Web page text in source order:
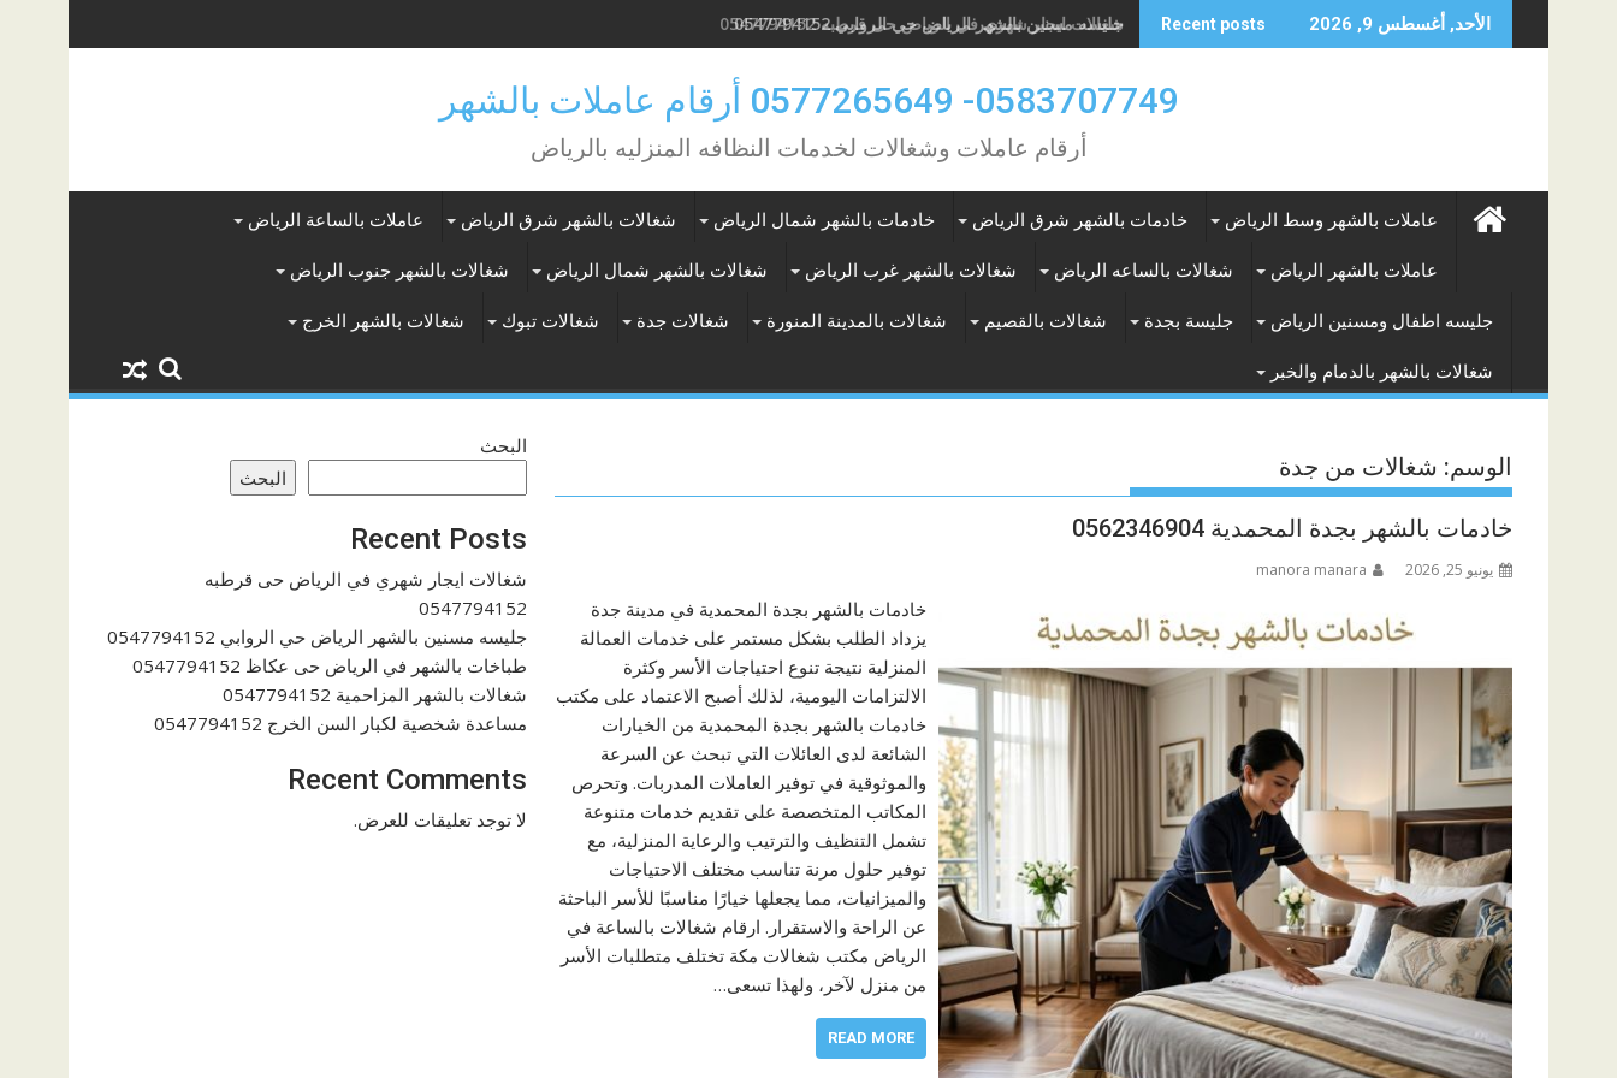
to
الأحد, أغسطس 9, 2026 Recent posts جليسه مسنين بالشهر الرياض حي الروابي 0547794152
0583707749- 0577265649 أرقام عاملات بالشهر
أرقام عاملات وشغالات لخدمات النظافه المنزليه بالرياض
عاملات بالشهر وسط الرياض خادمات بالشهر شرق الرياض خادمات بالشهر شمال الرياض شغالات بالشهر شرق الرياض عاملات بالساعة الرياض
عاملات بالشهر الرياض شغالات بالساعه الرياض شغالات بالشهر غرب الرياض شغالات بالشهر شمال الرياض شغالات بالشهر جنوب الرياض
جليسه اطفال ومسنين الرياض جليسة بجدة شغالات بالقصيم شغالات بالمدينة المنورة شغالات جدة شغالات تبوك شغالات بالشهر الخرج
شغالات بالشهر بالدمام والخبر
الوسم: شغالات من جدة
خادمات بالشهر بجدة المحمدية 0562346904
يونيو 25, 2026 manora manara
خادمات بالشهر بجدة المحمدية في مدينة جدة
يزداد الطلب بشكل مستمر على خدمات العمالة
المنزلية نتيجة تنوع احتياجات الأسر وكثرة
الالتزامات اليومية، لذلك أصبح الاعتماد على مكتب
خادمات بالشهر بجدة المحمدية من الخيارات
الشائعة لدى العائلات التي تبحث عن السرعة
والموثوقية في توفير العاملات المدربات. وتحرص
المكاتب المتخصصة على تقديم خدمات متنوعة
تشمل التنظيف والترتيب والرعاية المنزلية، مع
توفير حلول مرنة تناسب مختلف الاحتياجات
والميزانيات، مما يجعلها خيارًا مناسبًا للأسر الباحثة
عن الراحة والاستقرار. ارقام شغالات بالساعة في
الرياض مكتب شغالات مكة تختلف متطلبات الأسر
من منزل لآخر، ولهذا تسعى…
READ MORE
البحث
البحث
Recent Posts
شغالات ايجار شهري في الرياض حى قرطبه
0547794152
جليسه مسنين بالشهر الرياض حي الروابي 0547794152
طباخات بالشهر في الرياض حى عكاظ 0547794152
شغالات بالشهر المزاحمية 0547794152
مساعدة شخصية لكبار السن الخرج 0547794152
Recent Comments
لا توجد تعليقات للعرض.